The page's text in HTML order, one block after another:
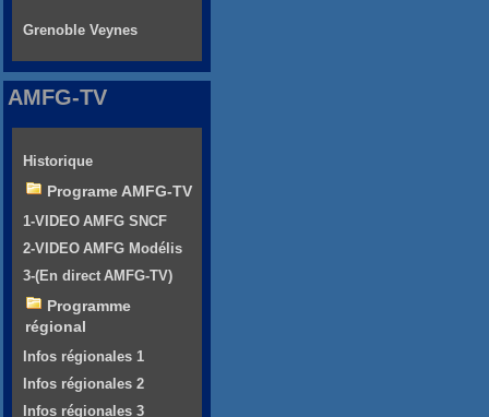
Grenoble Veynes
AMFG-TV
Historique
Programe AMFG-TV
1-VIDEO AMFG SNCF
2-VIDEO AMFG Modélis
3-(En direct AMFG-TV)
Programme
régional
Infos régionales 1
Infos régionales 2
Infos régionales 3